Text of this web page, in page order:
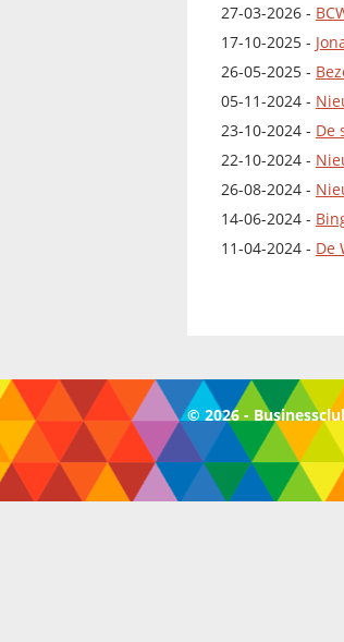
27-03-2026 -
17-10-2025 -
26-05-2025 -
05-11-2024 -
23-10-2024 - De
22-10-2024 -
26-08-2024 -
14-06-2024 -
11-04-2024 - De
© 2026 -